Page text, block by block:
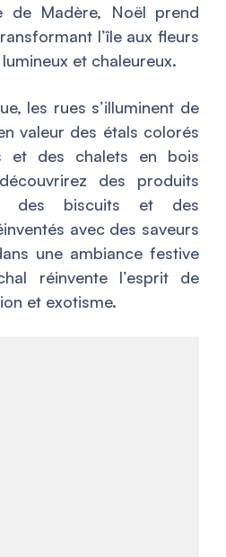
de Madère, Noël prend
l’île aux fleurs
et chaleureux.
les rues s’illuminent de
valeur des étals colorés
et des chalets en bois
des produits
des biscuits et des
avec des saveurs
une ambiance festive
réinvente l’esprit de
et exotisme.